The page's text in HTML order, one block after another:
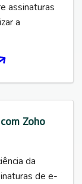
assinaturas
a
Zoho
da
de e-